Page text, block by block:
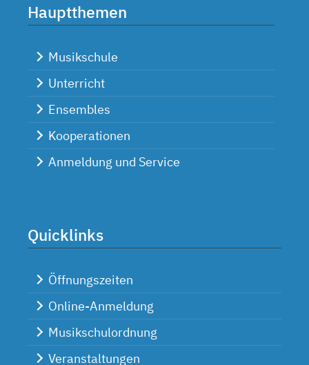
Hauptthemen
Musikschule
Unterricht
Ensembles
Kooperationen
Anmeldung und Service
Quicklinks
Öffnungszeiten
Online-Anmeldung
Musikschulordnung
Veranstaltungen